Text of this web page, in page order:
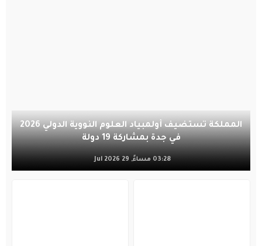
المملكة تستضيف أولمبياد العلوم النووية الدولي 2026
في جدة بمشاركة 19 دولة
03:28 مساءً, 29 Jul 2026